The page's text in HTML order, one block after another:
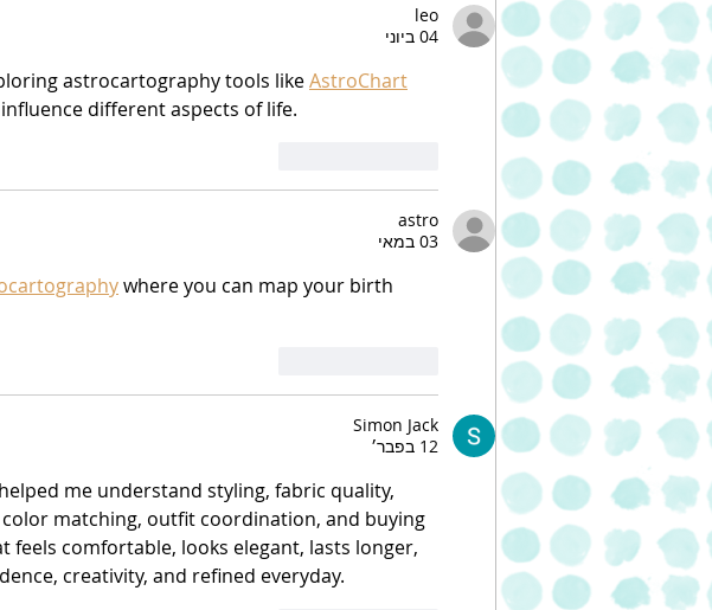
פותחת סניף שישי – בירושלים
leo
04 ביוני
astrocartography tools like AstroChart
different aspects of life.
astro
03 במאי
where you can map your birth
Simon Jack
12 בפבר׳
helped me understand styling, fabric quality,
matching, outfit coordination, and buying
feels comfortable, looks elegant, lasts longer,
creativity, and refined everyday.